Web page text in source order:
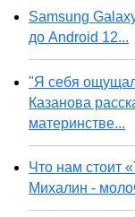
Samsung
до Android 12...
"Я себя
Казанова
материнстве...
Что нам стоит
Михалин -